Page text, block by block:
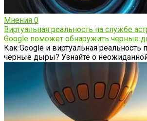
Мнения 0
Виртуальная реальность на службе
Google поможет обнаружить черные
Как Google и виртуальная реальность
черные дыры? Узнайте о